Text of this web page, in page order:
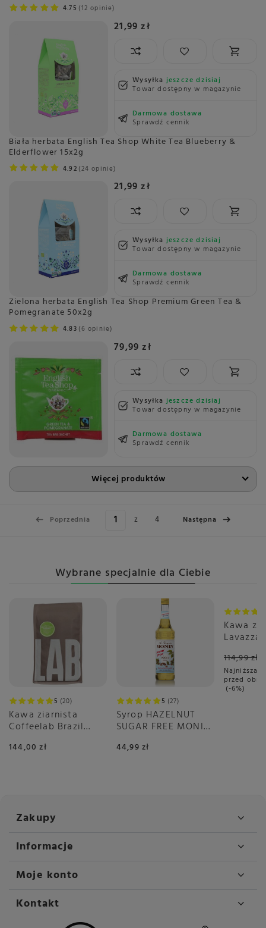
4.75 12 opinie
21,99 zł
Wysyłkajeszcze dzisiaj
Towar dostępny w magazynie
Darmowa dostawa
Sprawdź cennik
Biała herbata English Tea Shop White Tea Blueberry &
Elderflower 15x2g
4.92 24 opinie
21,99 zł
Wysyłkajeszcze dzisiaj
Towar dostępny w magazynie
Darmowa dostawa
Sprawdź cennik
Zielona herbata English Tea Shop Premium Green Tea &
Pomegranate 50x2g
4.83 6 opinie
79,99 zł
Wysyłkajeszcze dzisiaj
Towar dostępny w magazynie
Darmowa dostawa
Sprawdź cennik
Więcej produktów
Poprzednia z 4 Następna
Wybrane specjalnie dla Ciebie
5 20
Kawa ziarnista
Coffeelab Brazil
1kg
144,00 zł
5 27
Syrop HAZELNUT
SUGAR FREE MONIN
44,99 zł
Kawa
Lavazza
114,99 zł
Najniższa
przed
-6%
Zakupy
Informacje
Moje konto
Kontakt